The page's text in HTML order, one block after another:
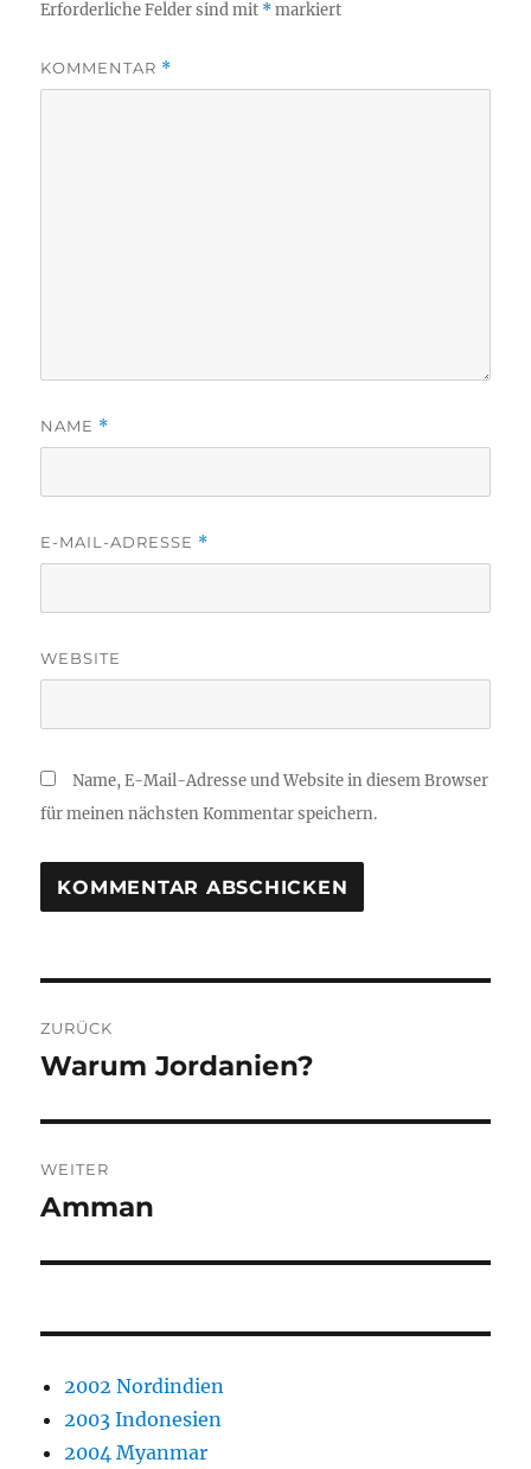
Erforderliche Felder sind mit *markiert
KOMMENTAR *
NAME *
E-MAIL-ADRESSE *
WEBSITE
Name, E-Mail-Adresse und Website in diesem Browser
für meinen nächsten Kommentar speichern.
ZURÜCK
Vorheriger
Warum Jordanien?
WEITER
Nächster
Amman
2002 Nordindien
2003 Indonesien
2004 Myanmar